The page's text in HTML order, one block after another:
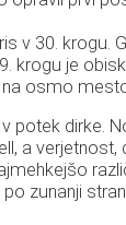
v 30. krogu.
krogu je
na osmo
potek dirke.
a
zunanji